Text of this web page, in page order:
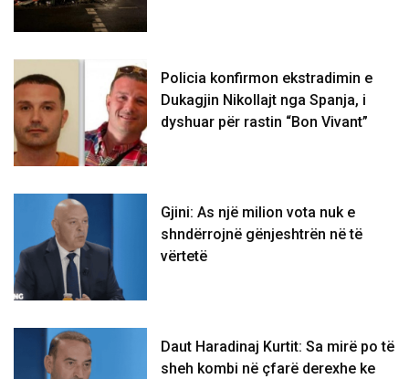
Policia konfirmon ekstradimin e
Dukagjin Nikollajt nga Spanja, i
dyshuar për rastin “Bon Vivant”
Gjini: As një milion vota nuk e
shndërrojnë gënjeshtrën në të
vërtetë
Daut Haradinaj Kurtit: Sa mirë po të
sheh kombi në çfarë derexhe ke